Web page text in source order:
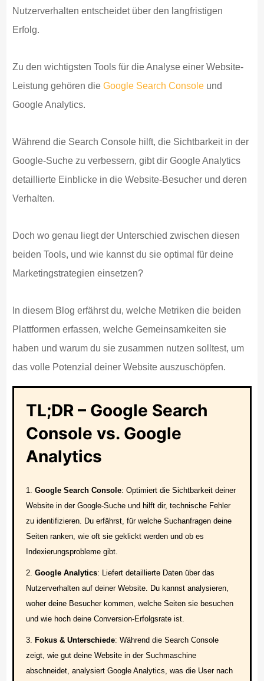
Nutzerverhalten entscheidet über den langfristigen
Erfolg.
Zu den wichtigsten Tools für die Analyse einer Website-
Leistung gehören dieGoogle Search Console und
Google Analytics.
Während die Search Console hilft, die Sichtbarkeit in der
Google-Suche zu verbessern, gibt dir Google Analytics
detaillierte Einblicke in die Website-Besucher und deren
Verhalten.
Doch wo genau liegt der Unterschied zwischen diesen
beiden Tools, und wie kannst du sie optimal für deine
Marketingstrategien einsetzen?
In diesem Blog erfährst du, welche Metriken die beiden
Plattformen erfassen, welche Gemeinsamkeiten sie
haben und warum du sie zusammen nutzen solltest, um
das volle Potenzial deiner Website auszuschöpfen.
TL;DR – Google Search
Console vs. Google
Analytics
Google Search Console: Optimiert die Sichtbarkeit deiner
Website in der Google-Suche und hilft dir, technische Fehler
zu identifizieren. Du erfährst, für welche Suchanfragen deine
Seiten ranken, wie oft sie geklickt werden und ob es
Indexierungsprobleme gibt.
Google Analytics: Liefert detaillierte Daten über das
Nutzerverhalten auf deiner Website. Du kannst analysieren,
woher deine Besucher kommen, welche Seiten sie besuchen
und wie hoch deine Conversion-Erfolgsrate ist.
Fokus & Unterschiede: Während die Search Console
zeigt, wie gut deine Website in der Suchmaschine
abschneidet, analysiert Google Analytics, was die User nach